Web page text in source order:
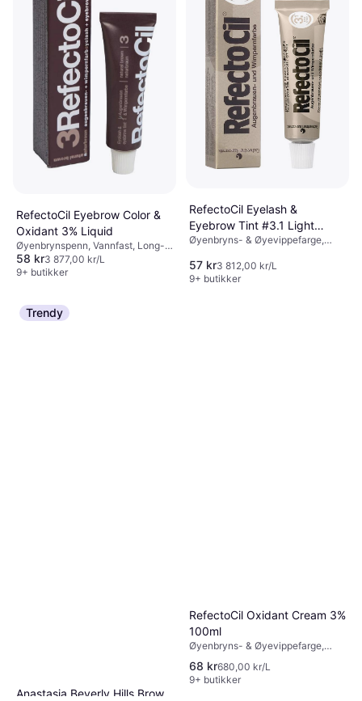
Maybelline Superlock Brow
Glue 8 g
Long-lasting
9+ butikker
RefectoCil Eyebrow Color &
Oxidant 3% Liquid
Øyenbrynspenn, Vannfast, Long-
lasting, Oljefri
58 kr3 877,00 kr/L
9+ butikker
RefectoCil Eyelash &
Eyebrow Tint #3.1 Light
Brown
Øyenbryns- & Øyevippefarge,
57 kr3 812,00 kr/L
9+ butikker
Trendy
Anastasia Beverly Hills Brow
RefectoCil Oxidant Cream 3%
100ml
Øyenbryns- & Øyevippefarge,
Vitaminer
68 kr680,00 kr/L
9+ butikker